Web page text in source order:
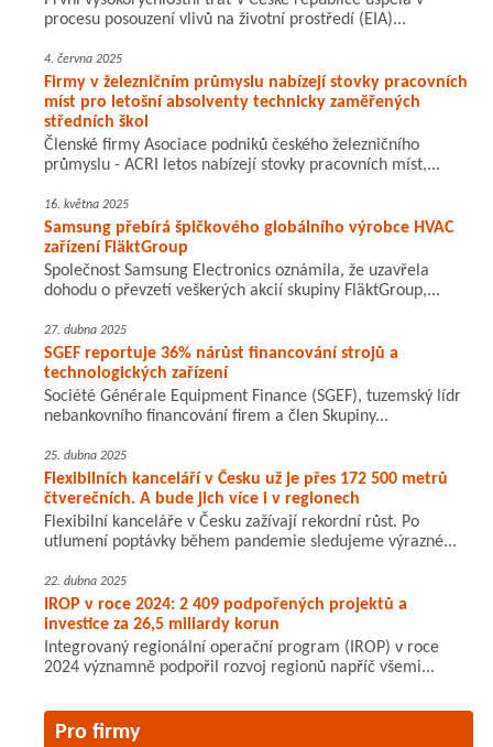
procesu posouzení vlivů na životní prostředí (EIA)...
4. června 2025
Firmy v železničním průmyslu nabízejí stovky pracovních
míst pro letošní absolventy technicky zaměřených
středních škol
Členské firmy Asociace podniků českého železničního
průmyslu - ACRI letos nabízejí stovky pracovních míst,...
16. května 2025
Samsung přebírá špičkového globálního výrobce HVAC
zařízení FläktGroup
Společnost Samsung Electronics oznámila, že uzavřela
dohodu o převzetí veškerých akcií skupiny FläktGroup,...
27. dubna 2025
SGEF reportuje 36% nárůst financování strojů a
technologických zařízení
Société Générale Equipment Finance (SGEF), tuzemský lídr
nebankovního financování firem a člen Skupiny...
25. dubna 2025
Flexibilních kanceláří v Česku už je přes 172 500 metrů
čtverečních. A bude jich více i v regionech
Flexibilní kanceláře v Česku zažívají rekordní růst. Po
utlumení poptávky během pandemie sledujeme výrazné...
22. dubna 2025
IROP v roce 2024: 2 409 podpořených projektů a
investice za 26,5 miliardy korun
Integrovaný regionální operační program (IROP) v roce
2024 významně podpořil rozvoj regionů napříč všemi...
Pro firmy